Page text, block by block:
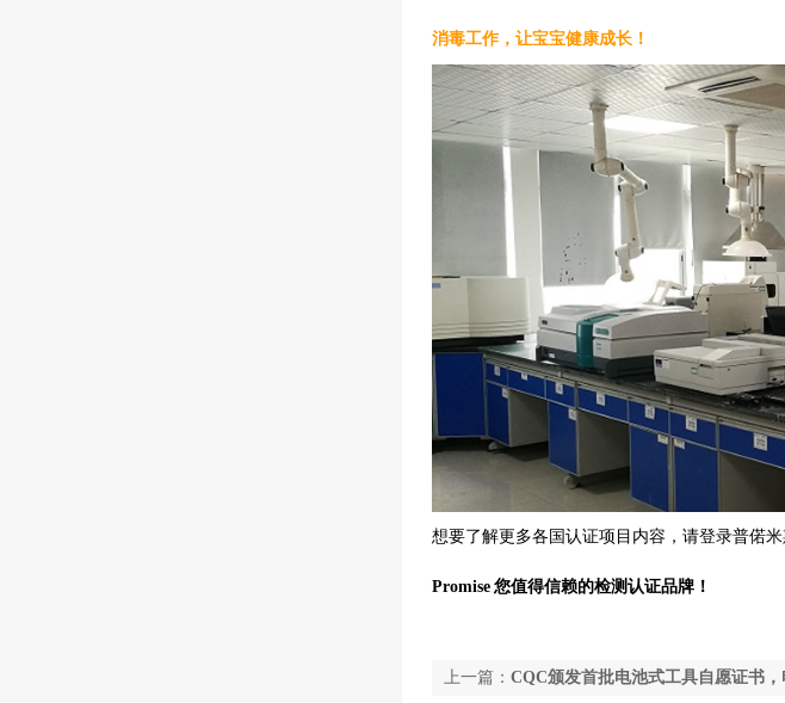
消毒工作，让宝宝健康成长！
想要了解更多各国认证项目内容，请登录普偌米
Promise 您值得信赖的检测认证品牌！
上一篇： CQC颁发首批电池式工具自愿证书